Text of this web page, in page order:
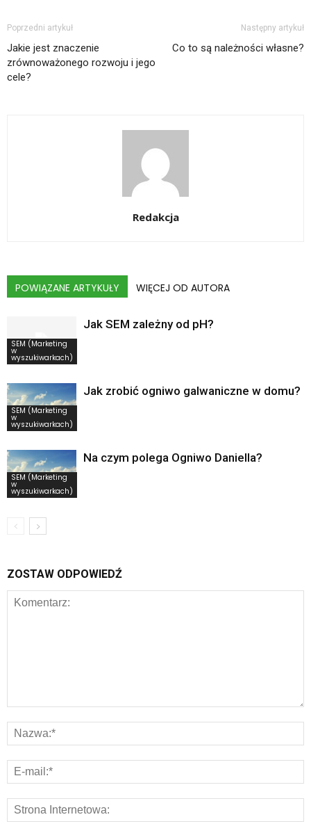
Poprzedni artykuł
Jakie jest znaczenie
zrównoważonego rozwoju i jego
cele?
Następny artykuł
Co to są należności własne?
Redakcja
POWIĄZANE ARTYKUŁY WIĘCEJ OD AUTORA
SEM (Marketing
w
wyszukiwarkach)
Jak SEM zależny od pH?
SEM (Marketing
w
wyszukiwarkach)
Jak zrobić ogniwo galwaniczne w domu?
SEM (Marketing
w
wyszukiwarkach)
Na czym polega Ogniwo Daniella?
ZOSTAW ODPOWIEDŹ